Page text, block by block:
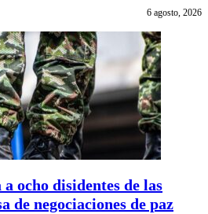
6 agosto, 2026
ocho disidentes de las
de negociaciones de paz